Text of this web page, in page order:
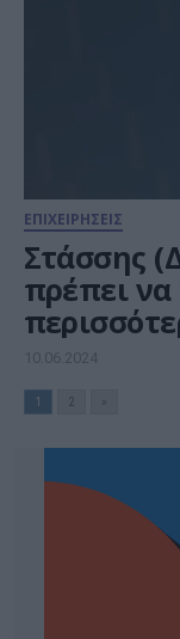
ΕΠΙΧΕΙΡΗΣΕΙΣ
Στάσσης
πρέπει να
10.06.2024
1 2